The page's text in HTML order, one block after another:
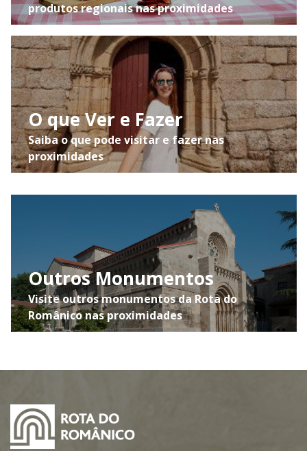
produtos regionais nas proximidades
O que Ver e Fazer
Saiba o que pode visitar e fazer nas
proximidades
Outros Monumentos
Visite outros monumentos da Rota do
Românico nas proximidades